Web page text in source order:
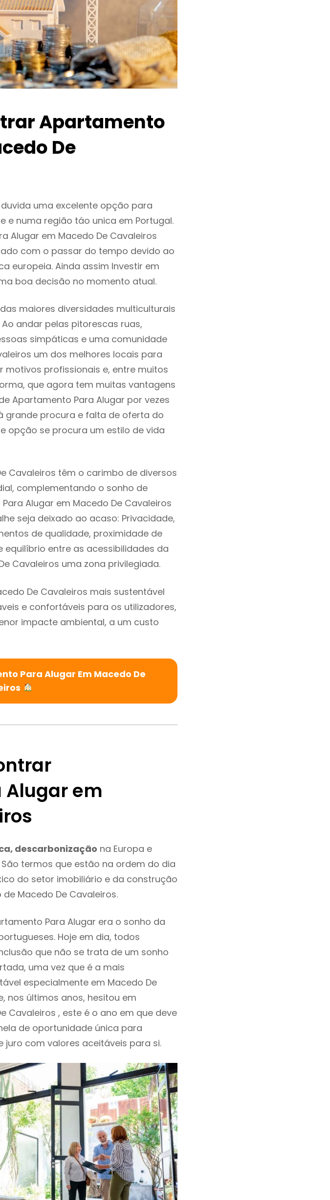
Apartamento
De
uma excelente opção para
e numa região táo unica em Portugal.
Alugar em Macedo De Cavaleiros
com o passar do tempo devido ao
europeia. Ainda assim Investir em
boa decisão no momento atual.
maiores diversidades multiculturais
andar pelas pitorescas ruas,
simpáticas e uma comunidade
um dos melhores locais para
motivos profissionais e, entre muitos
que agora tem muitas vantagens
Apartamento Para Alugar por vezes
grande procura e falta de oferta do
opção se procura um estilo de vida
Cavaleiros têm o carimbo de diversos
complementando o sonho de
Alugar em Macedo De Cavaleiros
seja deixado ao acaso: Privacidade,
de qualidade, proximidade de
entre as acessibilidades da
Cavaleiros uma zona privilegiada.
De Cavaleiros mais sustentável
e confortáveis para os utilizadores,
impacte ambiental, a um custo
Para Alugar Em Macedo De
em
descarbonização na Europa e
termos que estão na ordem do dia
do setor imobiliário e da construção
Macedo De Cavaleiros.
Para Alugar era o sonho da
Hoje em dia, todos
que não se trata de um sonho
uma vez que é a mais
especialmente em Macedo De
nos últimos anos, hesitou em
Cavaleiros , este é o ano em que deve
de oportunidade única para
juro com valores aceitáveis para si.